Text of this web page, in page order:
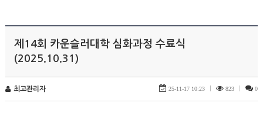
제14회 카운슬러대학 심화과정 수료식
(2025.10.31)
최고관리자 25-11-17 10:23 823 0